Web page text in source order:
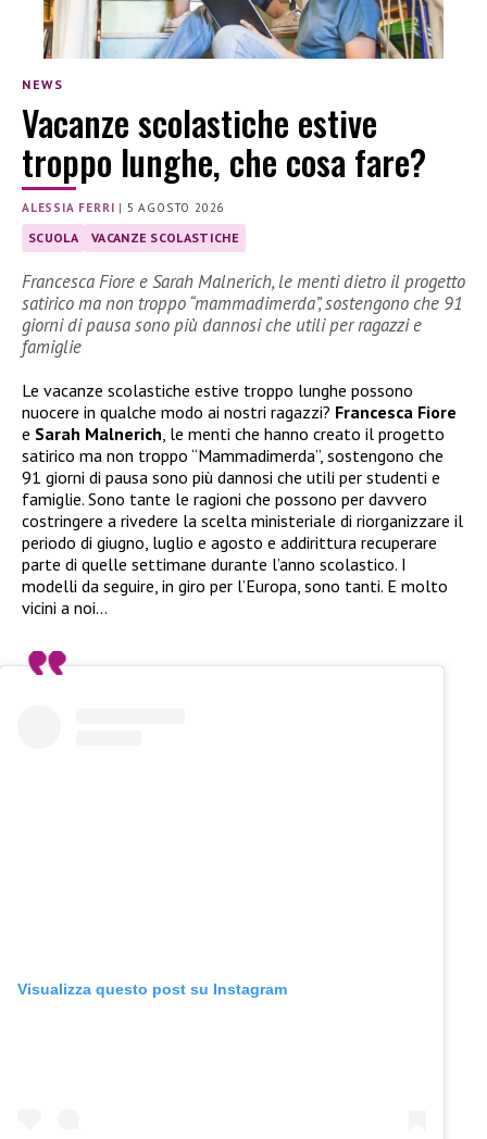
NEWS
Vacanze scolastiche estive
troppo lunghe, che cosa fare?
ALESSIA FERRI | 5 AGOSTO 2026
SCUOLA VACANZE SCOLASTICHE
Francesca Fiore e Sarah Malnerich, le menti dietro il progetto
satirico ma non troppo “mammadimerda”, sostengono che 91
giorni di pausa sono più dannosi che utili per ragazzi e
famiglie
Le vacanze scolastiche estive troppo lunghe possono
nuocere in qualche modo ai nostri ragazzi? Francesca Fiore
e Sarah Malnerich , le menti che hanno creato il progetto
satirico ma non troppo “Mammadimerda”, sostengono che
91 giorni di pausa sono più dannosi che utili per studenti e
famiglie. Sono tante le ragioni che possono per davvero
costringere a rivedere la scelta ministeriale di riorganizzare il
periodo di giugno, luglio e agosto e addirittura recuperare
parte di quelle settimane durante l’anno scolastico. I
modelli da seguire, in giro per l’Europa, sono tanti. E molto
vicini a noi…
Visualizza questo post su Instagram